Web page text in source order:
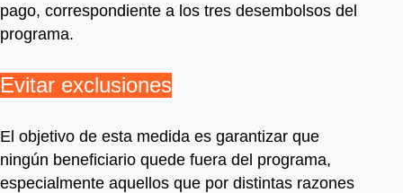
pago, correspondiente a los tres desembolsos del
programa.
Evitar exclusiones
El objetivo de esta medida es garantizar que
ningún beneficiario quede fuera del programa,
especialmente aquellos que por distintas razones